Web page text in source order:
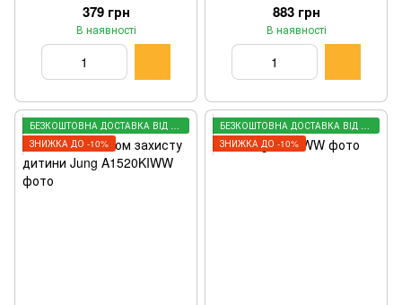
379 грн
В наявності
883 грн
В наявності
БЕЗКОШТОВНА ДОСТАВКА ВІД 3000 ГРН
ЗНИЖКА ДО -10%
БЕЗКОШТОВНА ДОСТАВКА ВІД 3000 ГРН
ЗНИЖКА ДО -10%